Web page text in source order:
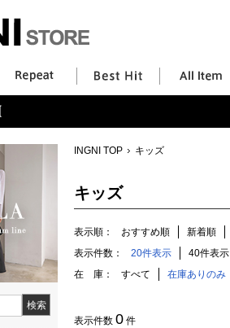
INGNI TOP キッズ
キッズ
表示順： おすすめ順 新着順
表示件数：
20件表示 40件表示
在 庫：
すべて 在庫ありのみ
表示件数 0 件